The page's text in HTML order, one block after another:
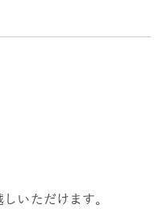
いただけます。